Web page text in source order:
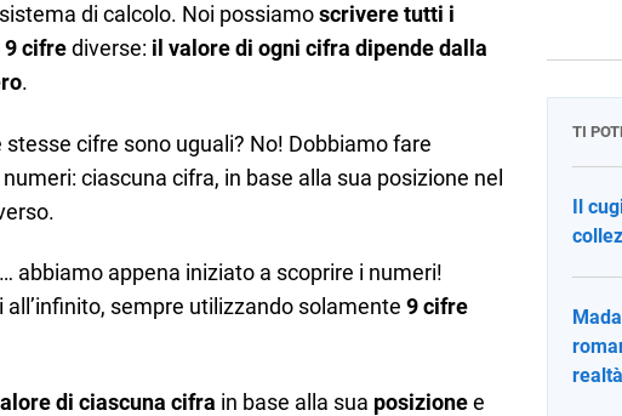
di calcolo. Noi possiamoscrivere tutti i
9 cifrediverse: il valore di ogni cifra dipende dalla
.
cifre sono uguali? No! Dobbiamo fare
ciascuna cifra, in base alla sua posizione nel
… abbiamo appena iniziato a scoprire i numeri!
sempre utilizzando solamente 9 cifre
di ciascuna cifra in base alla sua posizionee
TI
Il
realtà